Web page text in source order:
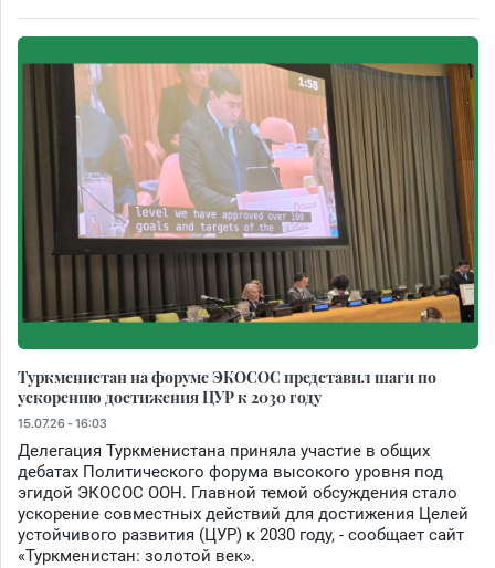
Туркменистан на форуме ЭКОСОС представил шаги по
ускорению достижения ЦУР к 2030 году
15.07.26 - 16:03
Делегация Туркменистана приняла участие в общих
дебатах Политического форума высокого уровня под
эгидой ЭКОСОС ООН. Главной темой обсуждения стало
ускорение совместных действий для достижения Целей
устойчивого развития (ЦУР) к 2030 году, - сообщает сайт
«Туркменистан: золотой век».